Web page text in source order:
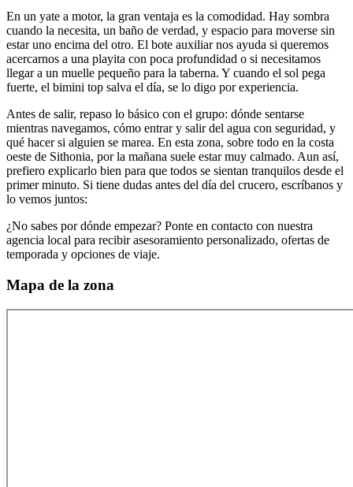
En un yate a motor, la gran ventaja es la comodidad. Hay sombra
cuando la necesita, un baño de verdad, y espacio para moverse sin
estar uno encima del otro. El bote auxiliar nos ayuda si queremos
acercarnos a una playita con poca profundidad o si necesitamos
llegar a un muelle pequeño para la taberna. Y cuando el sol pega
fuerte, el bimini top salva el día, se lo digo por experiencia.
Antes de salir, repaso lo básico con el grupo: dónde sentarse
mientras navegamos, cómo entrar y salir del agua con seguridad, y
qué hacer si alguien se marea. En esta zona, sobre todo en la costa
oeste de Sithonia, por la mañana suele estar muy calmado. Aun así,
prefiero explicarlo bien para que todos se sientan tranquilos desde el
primer minuto. Si tiene dudas antes del día del crucero, escríbanos y
lo vemos juntos:
¿No sabes por dónde empezar? Ponte en contacto con nuestra
agencia local para recibir asesoramiento personalizado, ofertas de
temporada y opciones de viaje.
Mapa de la zona